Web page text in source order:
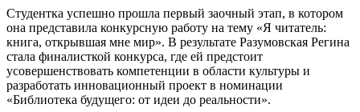
Студентка успешно прошла первый заочный этап, в котором
она представила конкурсную работу на тему «Я читатель:
книга, открывшая мне мир». В результате Разумовская Регина
стала финалисткой конкурса, где ей предстоит
усовершенствовать компетенции в области культуры и
разработать инновационный проект в номинации
«Библиотека будущего: от идеи до реальности».